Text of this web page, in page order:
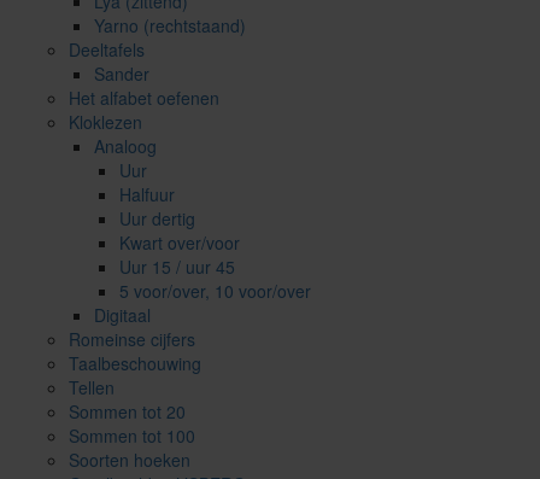
Yarno (rechtstaand)
Deeltafels
Sander
Het alfabet oefenen
Kloklezen
Analoog
Uur
Halfuur
Uur dertig
Kwart over/voor
Uur 15 / uur 45
5 voor/over, 10 voor/over
Digitaal
Romeinse cijfers
Taalbeschouwing
Tellen
Sommen tot 20
Sommen tot 100
Soorten hoeken